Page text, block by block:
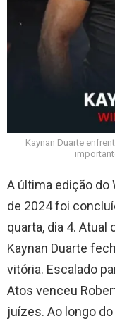
Kaynan Duarte
A última edição do
de 2024 foi
quarta, dia 4. Atual
Kaynan Duarte
vitória. Escalado
Atos venceu
juízes. Ao longo